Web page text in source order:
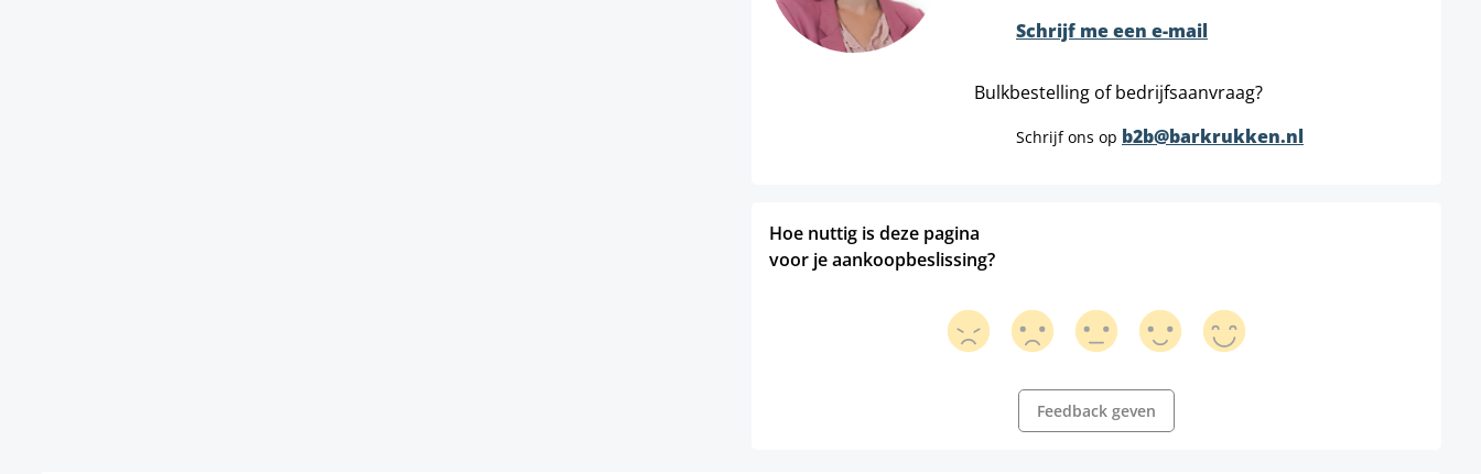
Schrijf me een e-mail
Bulkbestelling of bedrijfsaanvraag?
Schrijf ons op b2b@barkrukken.nl
Hoe nuttig is deze pagina
voor je aankoopbeslissing?
Feedback geven